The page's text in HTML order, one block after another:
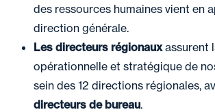
des ressources humaines vient en
direction générale.
Les directeurs régionauxassurent
opérationnelle et stratégique de
sein des 12 directions régionales,
directeurs de bureau.